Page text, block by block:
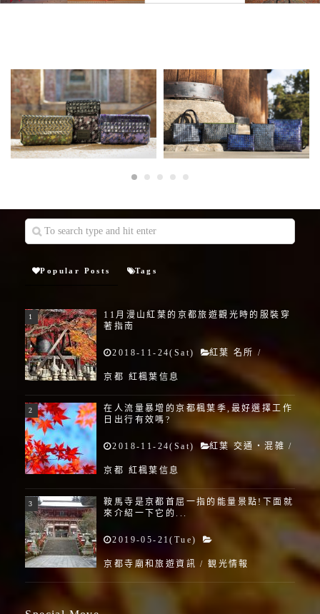
Popular Posts Tags
11月漫山紅葉的京都旅遊觀光時的服裝穿
著指南
2018-11-24(Sat) 紅葉 名所 /
京都 紅楓葉信息
在人流量暴增的京都楓葉季,最好選擇工作
日出行有效嗎?
2018-11-24(Sat) 紅葉 交通・混雑 /
京都 紅楓葉信息
鞍馬寺是京都首屈一指的能量景點!下面就
來介紹一下它的...
2019-05-21(Tue)
京都寺廟和旅遊資訊 /観光情報